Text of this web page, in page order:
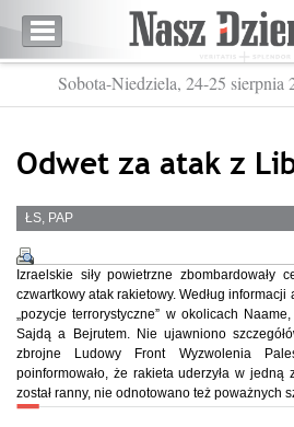
Sobota-Niedziela, 24-25 sierpnia
Odwet za atak z
ŁS, PAP
Izraelskie siły powietrzne
czwartkowy atak rakietowy. Według informacji
„pozycje terrorystyczne” w okolicach
Sajdą a Bejrutem. Nie ujawniono
zbrojne Ludowy Front Wyzwolenia
poinformowało, że rakieta uderzyła w
został ranny, nie odnotowano też poważnych